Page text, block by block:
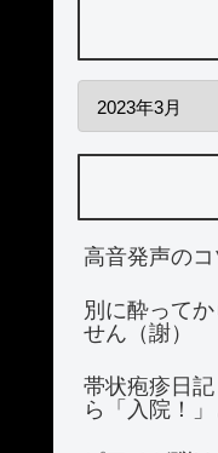
高音発声のコ
別に酔って
せん（謝）
帯状疱疹日
ら「入院！